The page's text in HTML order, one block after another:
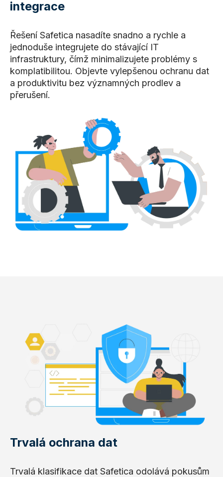
integrace
Řešení Safetica nasadíte snadno a rychle a
jednoduše integrujete do stávající IT
infrastruktury, čímž minimalizujete problémy s
komplatibilitou. Objevte vylepšenou ochranu dat
a produktivitu bez významných prodlev a
přerušení.
Trvalá ochrana dat
Trvalá klasifikace dat Safetica odolává pokusům